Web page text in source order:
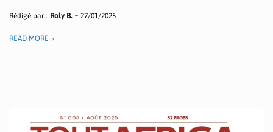
Rédigé par : Roly B. 27/01/2025
READ MORE